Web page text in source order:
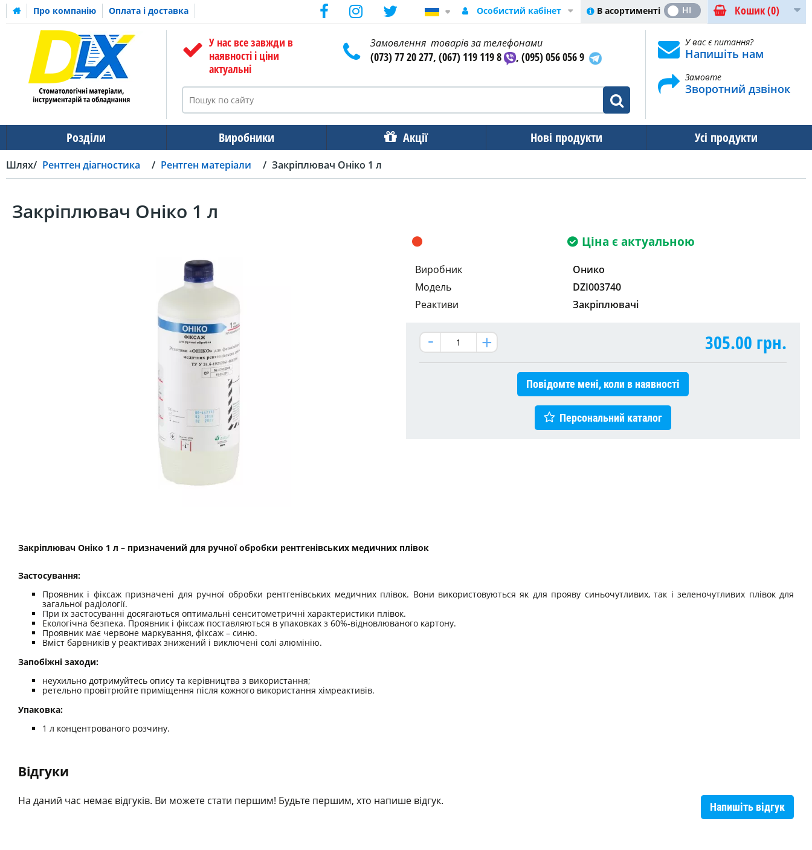
Про компанію Оплата і доставка Кошик(0)
В асортименті
ТАК НІ
Особистий кабінет
У нас все завжди в
наявності і ціни
актуальні
Замовлення товарів за телефонами
(073) 77 20 277, (067) 119 119 8 , (095) 056 056 9
У вас є питання?
Напишіть нам
Замовте
Зворотний дзвінок
Розділи Виробники Акції Нові продукти Усі продукти
Шлях Рентген діагностика Рентген матеріали Закріплювач Оніко 1 л
Закріплювач Оніко 1 л
Ціна є актуальною
Виробник
Онико
Модель
DZI003740
Реактиви
Закріплювачі
305.00 грн.
Повідомте мені, коли в наявності
Персональний каталог
Закріплювач Оніко 1 л – призначений для ручної обробки рентгенівських медичних плівок
Застосування:
Проявник і фіксаж призначені для ручної обробки рентгенівських медичних плівок. Вони використовуються як для прояву синьочутливих, так і зеленочутливих плівок для
загальної радіології.
При їх застосуванні досягаються оптимальні сенситометричні характеристики плівок.
Екологічна безпека. Проявник і фіксаж поставляються в упаковках з 60%-відновлюваного картону.
Проявник має червоне маркування, фіксаж – синю.
Вміст барвників у реактивах знижений і виключені солі алюмінію.
Запобіжні заходи:
неухильно дотримуйтесь опису та керівництва з використання;
ретельно провітрюйте приміщення після кожного використання хімреактивів.
Упаковка:
1 л концентрованого розчину.
Відгуки
Напишіть відгук
На даний час немає відгуків. Ви можете стати першим! Будьте першим, хто напише відгук.